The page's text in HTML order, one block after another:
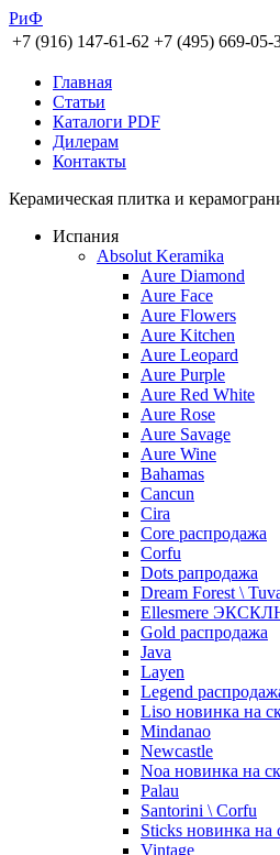
РиФ
+7 (916) 147-61-62 +7 (495) 669-05-
Главная
Статьи
Каталоги PDF
Дилерам
Контакты
Керамическая плитка и
Испания
Absolut Keramika
Aure Diamond
Aure Face
Aure Flowers
Aure Kitchen
Aure Leopard
Aure Purple
Aure Red White
Aure Rose
Aure Savage
Aure Wine
Bahamas
Cancun
Cira
Core распродажа
Corfu
Dots рапродажа
Dream Forest \
Ellesmere
Gold распродажа
Java
Layen
Legend
Liso новинка на
Mindanao
Newcastle
Noa новинка на
Palau
Santorini \ Corfu
Sticks новинка на
Vintage